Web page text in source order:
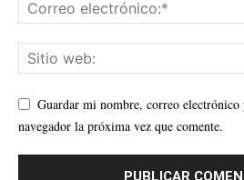
Guardar mi nombre, correo electrónico
navegador la próxima vez que comente.